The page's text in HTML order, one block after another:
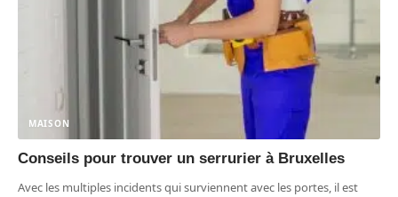
MAISON
Conseils pour trouver un serrurier à Bruxelles
Avec les multiples incidents qui surviennent avec les portes, il est